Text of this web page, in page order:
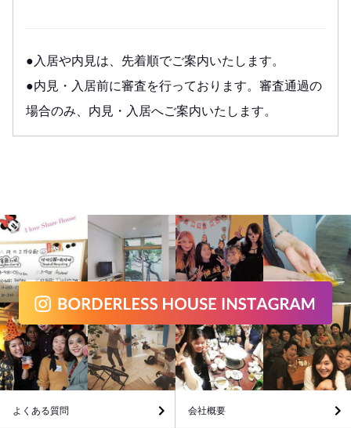
●入居や内見は、先着順でご案内いたします。
●内見・入居前に審査を行っております。審査通過の
場合のみ、内見・入居へご案内いたします。
よくある質問 会社概要